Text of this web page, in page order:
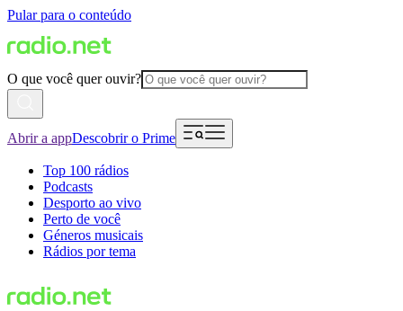
Pular para o conteúdo
O que você quer ouvir?
Abrir a appDescobrir o Prime
Top 100 rádios
Podcasts
Desporto ao vivo
Perto de você
Géneros musicais
Rádios por tema